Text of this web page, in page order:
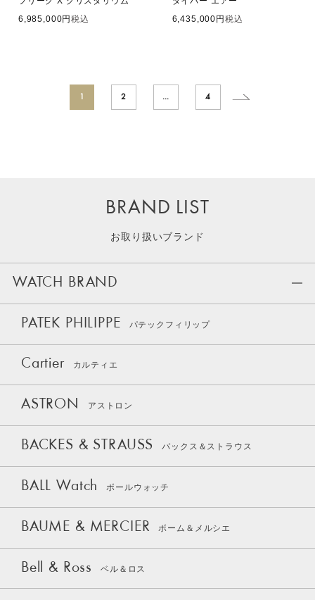
6,985,000
税込
6,435,000
税込
1 2 … 4
BRAND LIST
お取り扱いブランド
WATCH BRAND
PATEK PHILIPPE パテックフィリップ
Cartier カルティエ
ASTRON アストロン
BACKES & STRAUSS バックス＆ストラウス
BALL Watch ボールウォッチ
BAUME & MERCIER ボーム＆メルシエ
Bell & Ross ベル＆ロス